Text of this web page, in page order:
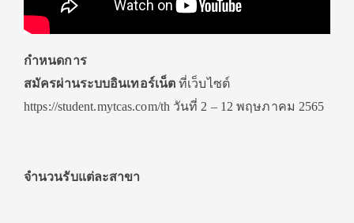
กำหนดการ
สมัครผ่านระบบอินเทอร์เน็ตที่เว็บไซต์
https://student.mytcas.com/th วันที่ 2 – 12 พฤษภาคม 2565
จำนวนรับแต่ละสาขา